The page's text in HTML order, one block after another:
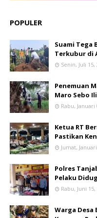
POPULER
Suami Tega
Terkubur di
Senin, Juli 15,
Penemuan
Maro Sebo
Rabu, Januari
Ketua RT
Pastikan
Jumat,
Polres
Pelaku
Rabu, Juni 15,
Warga Desa